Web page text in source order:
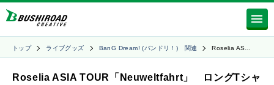
トップ ライブグッズ BanG Dream! (バンドリ！) 関連 Roselia AS…
Roselia ASIA TOUR「Neuweltfahrt」 ロングTシャ